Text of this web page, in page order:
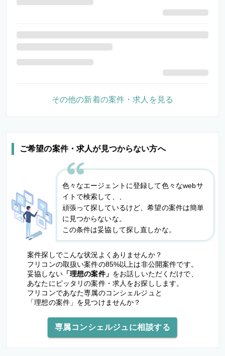
ご希望の案件・求人が見つからない方へ
色々なエージェントに登録して色々なwebサ
イトで検索して、、
頑張って探しているけど、希望の案件は簡単
に見つからないな。
この条件は妥協して探し直しかな。
案件探しでこんな状況よくありませんか？
フリコンの取扱い案件の85%以上は非公開案件です。
妥協しない「理想の案件」 をお話しいただくだけで、
あなたにピッタリの案件・求人をお探しします。
フリコンであなた専属のコンシェルジュと
「理想の案件」を見つけませんか？
専属コンシェルジュに相談する
その他の新着の案件・求人を見る